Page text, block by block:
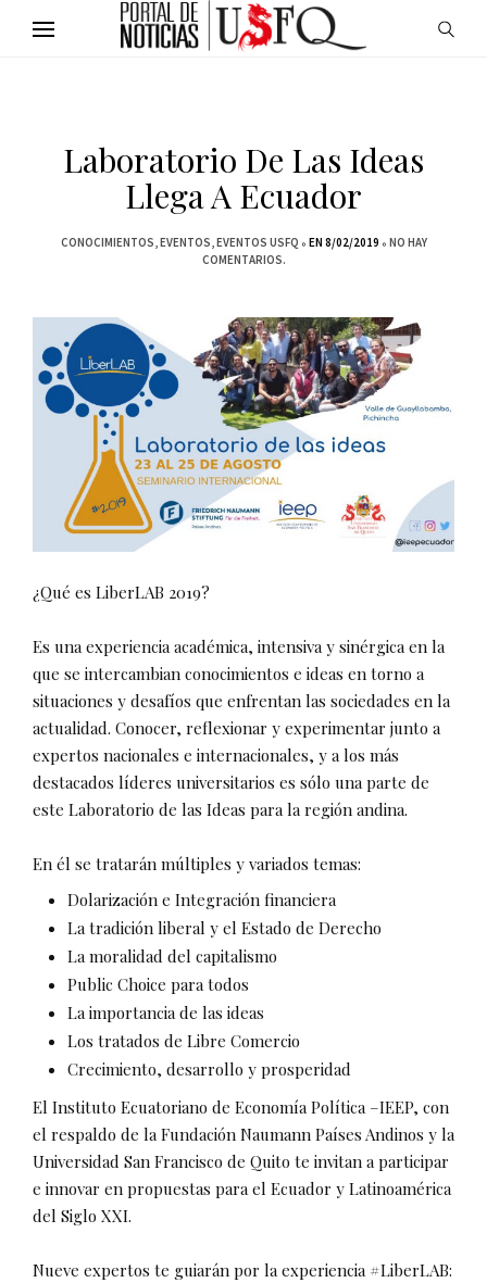
Laboratorio De Las Ideas
Llega A Ecuador
CONOCIMIENTOS EVENTOS EVENTOS USFQ EN 8/02/2019
NO HAY
COMENTARIOS.
¿Qué es LiberLAB 2019?
Es una experiencia académica, intensiva y sinérgica en la
que se intercambian conocimientos e ideas en torno a
situaciones y desafíos que enfrentan las sociedades en la
actualidad. Conocer, reflexionar y experimentar junto a
expertos nacionales e internacionales, y a los más
destacados líderes universitarios es sólo una parte de
este Laboratorio de las Ideas para la región andina.
En él se tratarán múltiples y variados temas:
Dolarización e Integración financiera
La tradición liberal y el Estado de Derecho
La moralidad del capitalismo
Public Choice para todos
La importancia de las ideas
Los tratados de Libre Comercio
Crecimiento, desarrollo y prosperidad
El Instituto Ecuatoriano de Economía Política –IEEP, con
el respaldo de la Fundación Naumann Países Andinos y la
Universidad San Francisco de Quito te invitan a participar
e innovar en propuestas para el Ecuador y Latinoamérica
del Siglo XXI.
Nueve expertos te guiarán por la experiencia #LiberLAB: